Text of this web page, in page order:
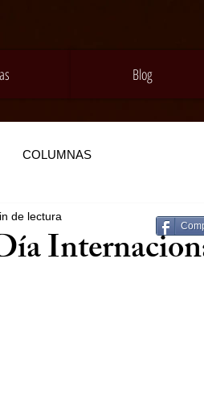
Blog
COLUMNAS
de lectura